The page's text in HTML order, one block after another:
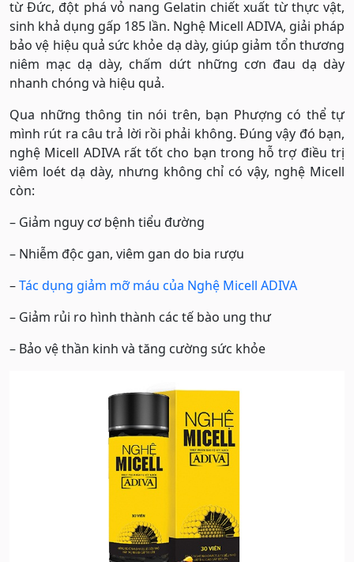
từ Đức, đột phá vỏ nang Gelatin chiết xuất từ thực vật,
sinh khả dụng gấp 185 lần. Nghệ Micell ADIVA, giải pháp
bảo vệ hiệu quả sức khỏe dạ dày, giúp giảm tổn thương
niêm mạc dạ dày, chấm dứt những cơn đau dạ dày
nhanh chóng và hiệu quả.
Qua những thông tin nói trên, bạn Phượng có thể tự
mình rút ra câu trả lời rồi phải không. Đúng vậy đó bạn,
nghệ Micell ADIVA rất tốt cho bạn trong hỗ trợ điều trị
viêm loét dạ dày, nhưng không chỉ có vậy, nghệ Micell
còn:
– Giảm nguy cơ bệnh tiểu đường
– Nhiễm độc gan, viêm gan do bia rượu
–Tác dụng giảm mỡ máu của Nghệ Micell ADIVA
– Giảm rủi ro hình thành các tế bào ung thư
– Bảo vệ thần kinh và tăng cường sức khỏe